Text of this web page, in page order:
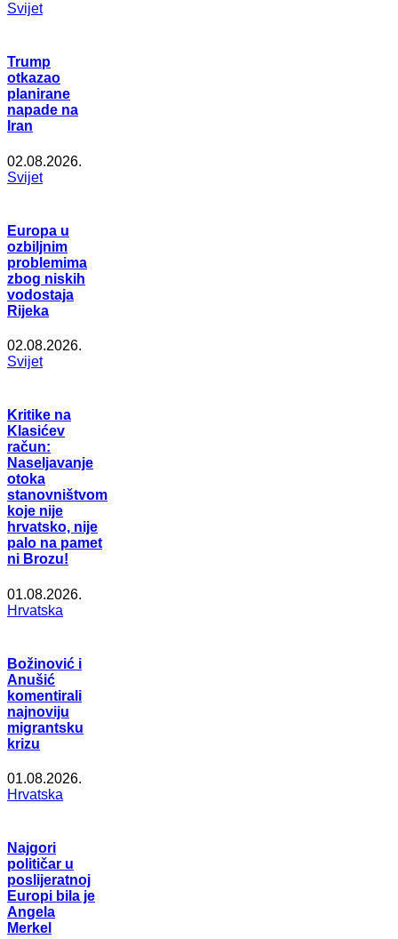
Svijet
Trump
otkazao
planirane
napade na
Iran
02.08.2026.
Svijet
Europa u
ozbiljnim
problemima
zbog niskih
vodostaja
Rijeka
02.08.2026.
Svijet
Kritike na
Klasićev
račun:
Naseljavanje
otoka
stanovništvom
koje nije
hrvatsko, nije
palo na pamet
ni Brozu!
01.08.2026.
Hrvatska
Božinović i
Anušić
komentirali
najnoviju
migrantsku
krizu
01.08.2026.
Hrvatska
Najgori
političar u
poslijeratnoj
Europi bila je
Angela
Merkel